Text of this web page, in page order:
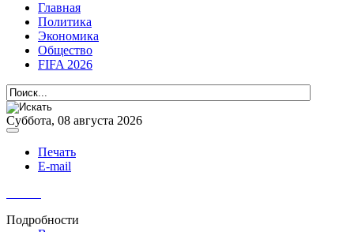
Главная
Политика
Экономика
Общество
FIFA 2026
Суббота, 08 августа 2026
Печать
E-mail
Подробности